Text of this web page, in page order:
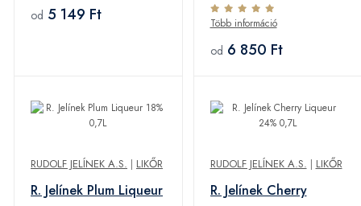
od 5 149 Ft Több információ
od 6 850 Ft
RUDOLF JELÍNEK A.S. | LIKŐR
R. Jelínek Plum Liqueur
RUDOLF JELÍNEK A.S. | LIKŐR
R. Jelínek Cherry